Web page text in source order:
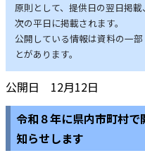
原則として、提供日の翌日掲
次の平日に掲載されます。
公開している情報は資料の一
とがあります。
公開日 12月12日
令和８年に県内市町村
知らせします